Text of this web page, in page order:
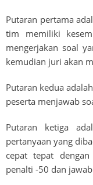
Putaran pertama
tim memiliki
mengerjakan soal
kemudian juri akan
Putaran kedua
peserta menjawab
Putaran ketiga
pertanyaan yang
cepat tepat
penalti -50 dan